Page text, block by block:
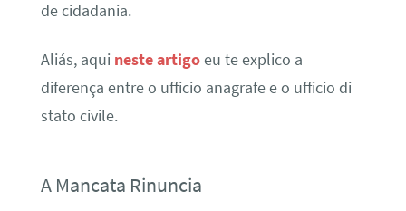
de cidadania.
Aliás, aqui neste artigoeu te explico a
diferença entre o ufficio anagrafe e o ufficio di
stato civile.
A Mancata Rinuncia